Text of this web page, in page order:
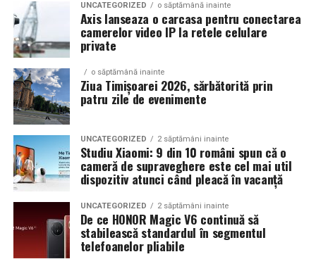
In acest context, anvelopele alese trebuie sa ofere un
echilibru intre aspect si functionalitate. Multi pasionati
opteaza pentru anvelope care arata bine la show, dar
care pot fi folosite si in conditii reale de trafic,
indiferent de vreme sau sezon.
De ce conteaza tipul de anvelopa la evenimentele din
Cluj
Clujul este un oras in care vremea poate fi imprevizibila,
iar drumurile din imprejurimi includ atat zone urbane,
cat si trasee montane sau colinare. O masina pregatita
de show trebuie sa ajunga la eveniment in siguranta si
fara probleme, indiferent de conditiile de drum.
Din acest motiv, tipul de anvelopa ales devine extrem de
UNCATEGORIZED o săptămână inainte
Axis lanseaza o carcasa pentru conectarea
camerelor video IP la retele celulare
private
o săptămână inainte
Ziua Timișoarei 2026, sărbătorită prin
patru zile de evenimente
UNCATEGORIZED 2 săptămâni inainte
Studiu Xiaomi: 9 din 10 români spun că o
cameră de supraveghere este cel mai util
dispozitiv atunci când pleacă în vacanță
UNCATEGORIZED 2 săptămâni inainte
De ce HONOR Magic V6 continuă să
stabilească standardul în segmentul
telefoanelor pliabile